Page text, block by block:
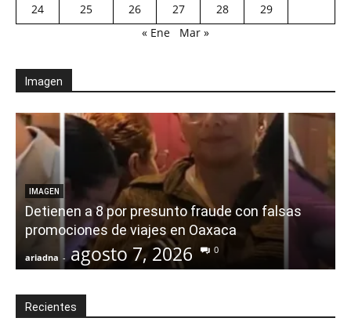
24
25 26 27 28
29
« Ene
Mar »
Imagen
IMAGEN
Detienen a 8 por presunto fraude con falsas
promociones de viajes en Oaxaca
ariadna - agosto 7, 2026 0
Recientes